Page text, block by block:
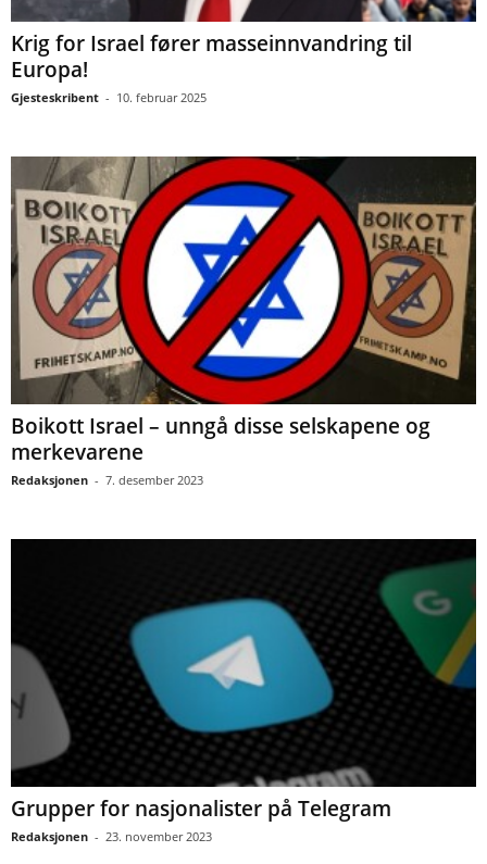
Krig for Israel fører masseinnvandring til
Europa!
Gjesteskribent - 10. februar 2025
Boikott Israel – unngå disse selskapene og
merkevarene
Redaksjonen - 7. desember 2023
Grupper for nasjonalister på Telegram
Redaksjonen - 23. november 2023